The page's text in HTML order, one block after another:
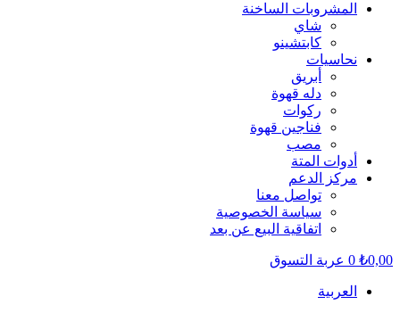
المشروبات الساخنة
شاي
كابتشينو
نحاسيات
أبريق
‏دله قهوة
ركوات
فناجين قهوة
مصب
أدوات المتة
مركز الدعم
تواصل معنا
سياسة الخصوصية
اتفاقية البيع عن بعد
₺0,00
0 عربة التسوق
العربية